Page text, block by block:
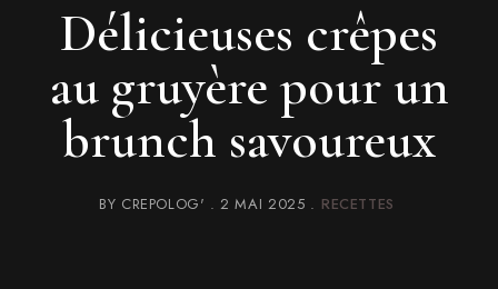
Délicieuses crêpes
au gruyère pour un
brunch savoureux
BY CREPOLOG' 2 MAI 2025 RECETTES